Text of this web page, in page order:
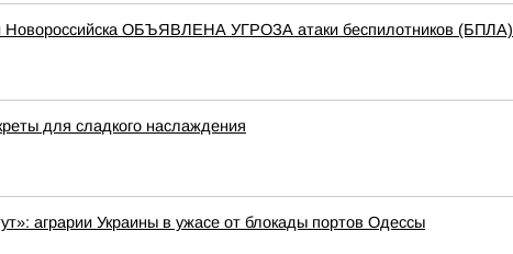
Новороссийска ОБЪЯВЛЕНА УГРОЗА атаки беспилотников (БПЛА)
для сладкого наслаждения
аграрии Украины в ужасе от блокады портов Одессы